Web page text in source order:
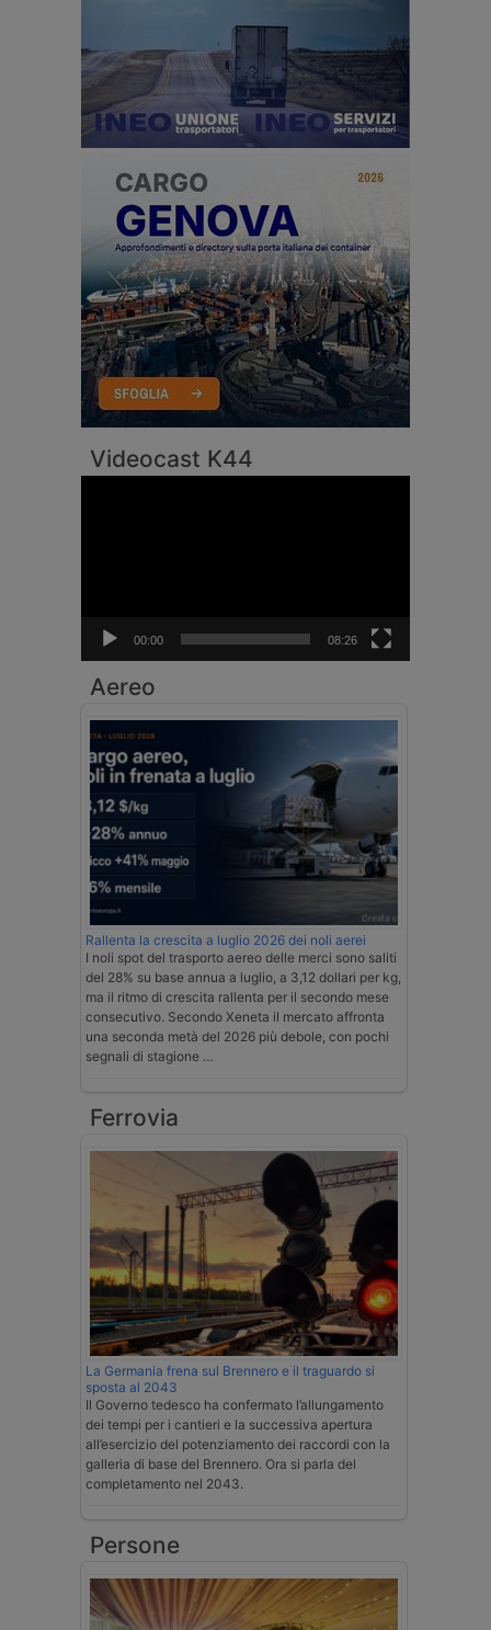
Videocast K44
00:00 08:26
Aereo
Rallenta la crescita a luglio 2026 dei noli aerei
I noli spot del trasporto aereo delle merci sono saliti
del 28% su base annua a luglio, a 3,12 dollari per kg,
ma il ritmo di crescita rallenta per il secondo mese
consecutivo. Secondo Xeneta il mercato affronta
una seconda metà del 2026 più debole, con pochi
segnali di stagione …
Ferrovia
La Germania frena sul Brennero e il traguardo si
sposta al 2043
Il Governo tedesco ha confermato l’allungamento
dei tempi per i cantieri e la successiva apertura
all’esercizio del potenziamento dei raccordi con la
galleria di base del Brennero. Ora si parla del
completamento nel 2043.
Persone